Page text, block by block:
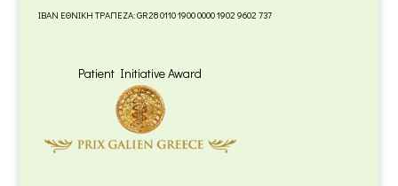
IBAN ΕΘΝΙΚΗ ΤΡΑΠΕΖΑ: GR28 0110 1900 0000 1902 9602 737
Patient Initiative Award